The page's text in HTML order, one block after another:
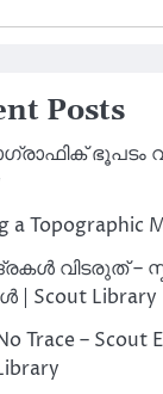
Posts
ഭൂപടം
a Topographic
വിടരുത് –
| Scout Library
Trace – Scout